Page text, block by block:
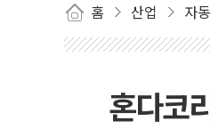
홈 산업 자
혼다코